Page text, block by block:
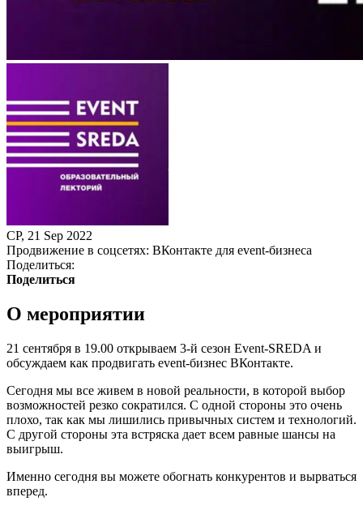
СР, 21 Sep 2022
Продвижение в соцсетях: ВКонтакте для event-бизнеса
Поделиться:
Поделиться
О мероприятии
21 сентября в 19.00 открываем 3-й сезон Event-SREDA и
обсуждаем как продвигать event-бизнес ВКонтакте.
Сегодня мы все живем в новой реальности, в которой выбор
возможностей резко сократился. С одной стороны это очень
плохо, так как мы лишились привычных систем и технологий.
С другой стороны эта встряска дает всем равные шансы на
выигрыш.
Именно сегодня вы можете обогнать конкурентов и вырваться
вперед.